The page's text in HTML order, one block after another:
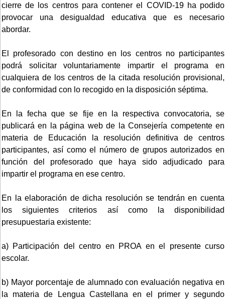
cierre de los centros para contener el COVID-19 ha podido
provocar una desigualdad educativa que es necesario
abordar.
El profesorado con destino en los centros no participantes
podrá solicitar voluntariamente impartir el programa en
cualquiera de los centros de la citada resolución provisional,
de conformidad con lo recogido en la disposición séptima.
En la fecha que se fije en la respectiva convocatoria, se
publicará en la página web de la Consejería competente en
materia de Educación la resolución definitiva de centros
participantes, así como el número de grupos autorizados en
función del profesorado que haya sido adjudicado para
impartir el programa en ese centro.
En la elaboración de dicha resolución se tendrán en cuenta
los siguientes criterios así como la disponibilidad
presupuestaria existente:
a) Participación del centro en PROA en el presente curso
escolar.
b) Mayor porcentaje de alumnado con evaluación negativa en
la materia de Lengua Castellana en el primer y segundo